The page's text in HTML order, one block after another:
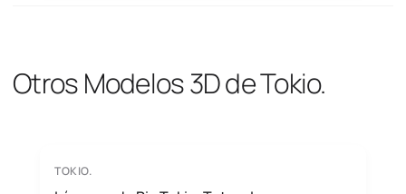
Otros Modelos 3D de Tokio.
TOKIO.